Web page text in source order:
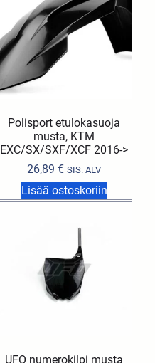
Polisport etulokasuoja
musta, KTM
EXC/SX/SXF/XCF 2016->
26,89€ SIS. ALV
Lisää ostoskoriin
UFO numerokilpi musta